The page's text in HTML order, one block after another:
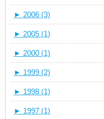
► 2006 (3)
► 2005 (1)
► 2000 (1)
► 1999 (2)
► 1998 (1)
► 1997 (1)